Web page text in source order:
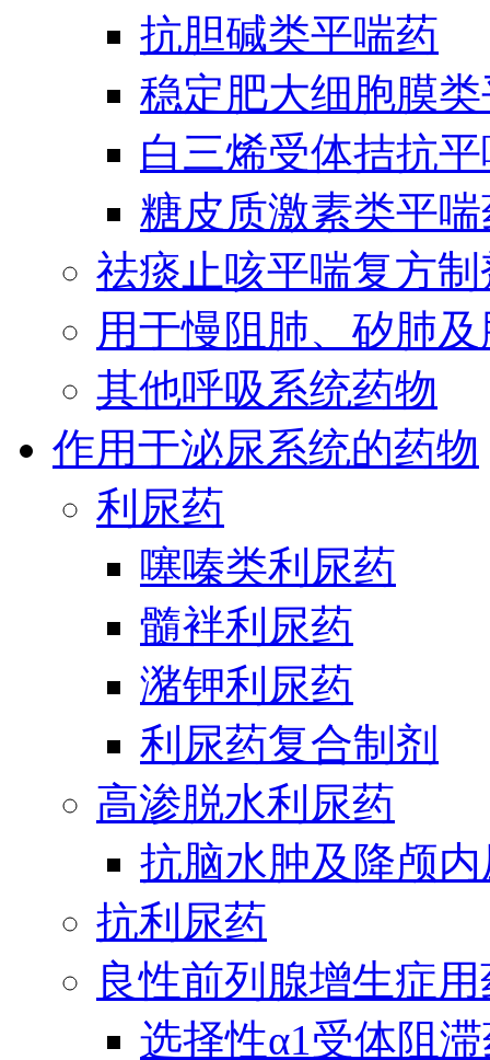
抗胆碱类平喘药
稳定肥大细胞膜
白三烯受体拮抗
糖皮质激素类平
祛痰止咳平喘复方制
用于慢阻肺、矽肺
其他呼吸系统药物
作用于泌尿系统的药物
利尿药
噻嗪类利尿药
髓袢利尿药
潴钾利尿药
利尿药复合制剂
高渗脱水利尿药
抗脑水肿及降颅
抗利尿药
良性前列腺增生症
选择性α1受体阻